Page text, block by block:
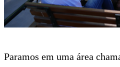
Paramos em uma área